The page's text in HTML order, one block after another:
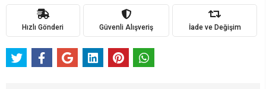
Hızlı Gönderi Güvenli Alışveriş İade ve Değişim